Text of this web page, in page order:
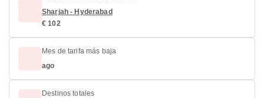
Sharjah - Hyderabad
€ 102
Mes de tarifa más baja
ago
Destinos totales